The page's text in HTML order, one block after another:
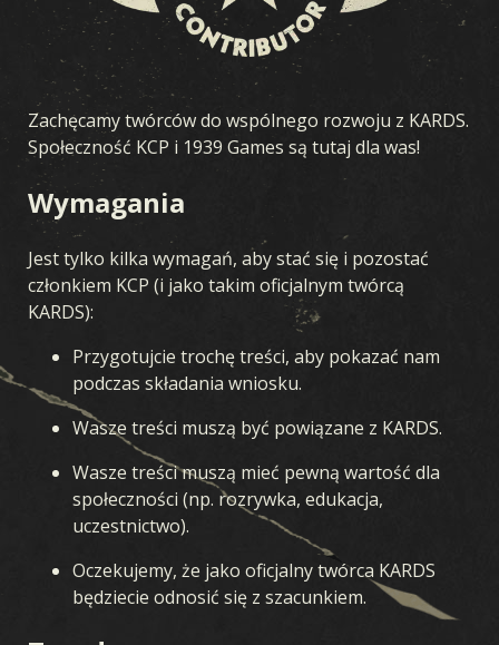
Zachęcamy twórców do wspólnego rozwoju z KARDS.
Społeczność KCP i 1939 Games są tutaj dla was!
Wymagania
Jest tylko kilka wymagań, aby stać się i pozostać
członkiem KCP (i jako takim oficjalnym twórcą
KARDS):
Przygotujcie trochę treści, aby pokazać nam
podczas składania wniosku.
Wasze treści muszą być powiązane z KARDS.
Wasze treści muszą mieć pewną wartość dla
społeczności (np. rozrywka, edukacja,
uczestnictwo).
Oczekujemy, że jako oficjalny twórca KARDS
będziecie odnosić się z szacunkiem.